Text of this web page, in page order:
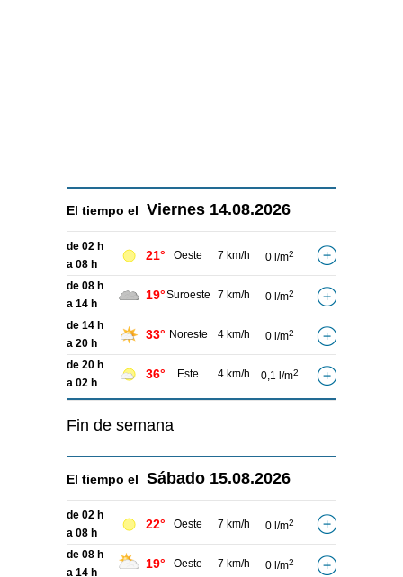
El tiempo el Viernes 14.08.2026
de 02 h
a 08 h
21° Oeste 7 km/h 0 l/m2
de 08 h
a 14 h
19°Suroeste 7 km/h 0 l/m2
de 14 h
a 20 h
33° Noreste 4 km/h 0 l/m2
de 20 h
a 02 h
36° Este 4 km/h 0,1 l/m2
Fin de semana
El tiempo el Sábado 15.08.2026
de 02 h
a 08 h
22° Oeste 7 km/h 0 l/m2
de 08 h
a 14 h
19° Oeste 7 km/h 0 l/m2